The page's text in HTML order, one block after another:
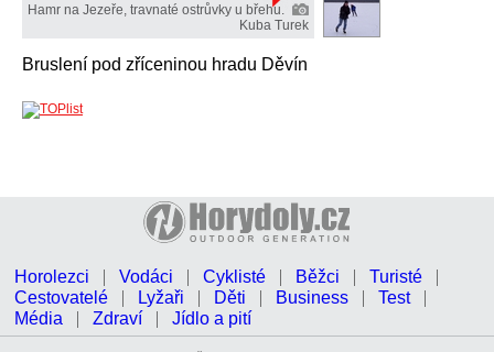
Hamr na Jezeře, travnaté ostrůvky u břehu.
Kuba Turek
Bruslení pod zříceninou hradu Děvín
Horolezci Vodáci Cyklisté Běžci
Turisté
Cestovatelé
Lyžaři Děti Business
Test
Média
Zdraví Jídlo a pití